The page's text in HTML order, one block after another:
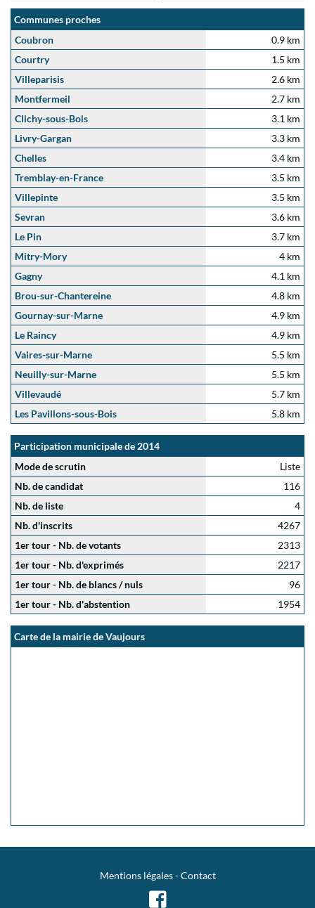
Communes proches
Coubron
0.9 km
Courtry
1.5 km
Villeparisis
2.6 km
Montfermeil
2.7 km
Clichy-sous-Bois
3.1 km
Livry-Gargan
3.3 km
Chelles
3.4 km
Tremblay-en-France
3.5 km
Villepinte
3.5 km
Sevran
3.6 km
Le Pin
3.7 km
Mitry-Mory
4 km
Gagny
4.1 km
Brou-sur-Chantereine
4.8 km
Gournay-sur-Marne
4.9 km
Le Raincy
4.9 km
Vaires-sur-Marne
5.5 km
Neuilly-sur-Marne
5.5 km
Villevaudé
5.7 km
Les Pavillons-sous-Bois
5.8 km
Participation municipale de 2014
Mode de scrutin
Liste
Nb. de candidat
116
Nb. de liste
4
Nb. d'inscrits
4267
1er tour - Nb. de votants
2313
1er tour - Nb. d'exprimés
2217
1er tour - Nb. de blancs / nuls
96
1er tour - Nb. d'abstention
1954
Carte de la mairie de Vaujours
Mentions légales-Contact